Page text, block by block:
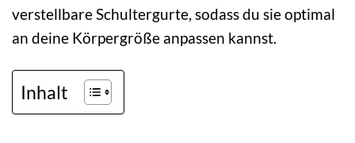
verstellbare Schultergurte, sodass du sie optimal
an deine Körpergröße anpassen kannst.
Inhalt